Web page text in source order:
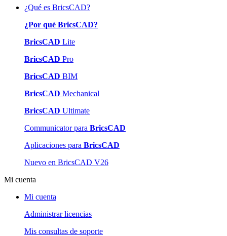
¿Qué es BricsCAD?
¿Por qué BricsCAD?
BricsCAD Lite
BricsCAD Pro
BricsCAD BIM
BricsCAD Mechanical
BricsCAD Ultimate
Communicator para BricsCAD
Aplicaciones para BricsCAD
Nuevo en BricsCAD V26
Mi cuenta
Mi cuenta
Administrar licencias
Mis consultas de soporte